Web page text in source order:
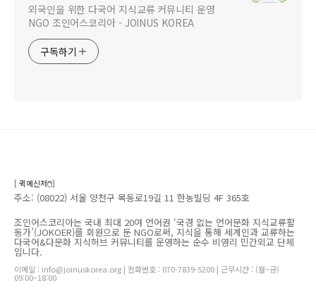
외국인을 위한 다국어 지식교류 커뮤니티 운영
NGO 조인어스코리아 - JOINUS KOREA
구독하기
[ 퀵메신저🖱️]
주소: (08022) 서울 양천구 목동로19길 11 한농빌딩 4F 365호
조인어스코리아는 국내 최대 20여 언어권 ‘국경 없는 언어문화 지식교류활
동가’(JOKOER)를 회원으로 둔 NGO로써, 지식을 통해 세계인과 교류하는
다국어&다문화 지식허브 커뮤니티를 운영하는 순수 비영리 민간외교 단체
입니다.
이메일 : info@joinuskorea.org | 전화번호 : 070-7839-5200 | 근무시간 : (월~금)
09:00~18:00